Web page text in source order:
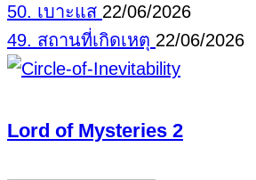
50. เบาะแส 22/06/2026
49. สถานที่เกิดเหตุ 22/06/2026
Lord of Mysteries 2